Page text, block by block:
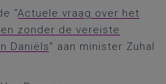
“Actuele vraag over het
zonder de vereiste
Daniëls” aan minister Zuhal